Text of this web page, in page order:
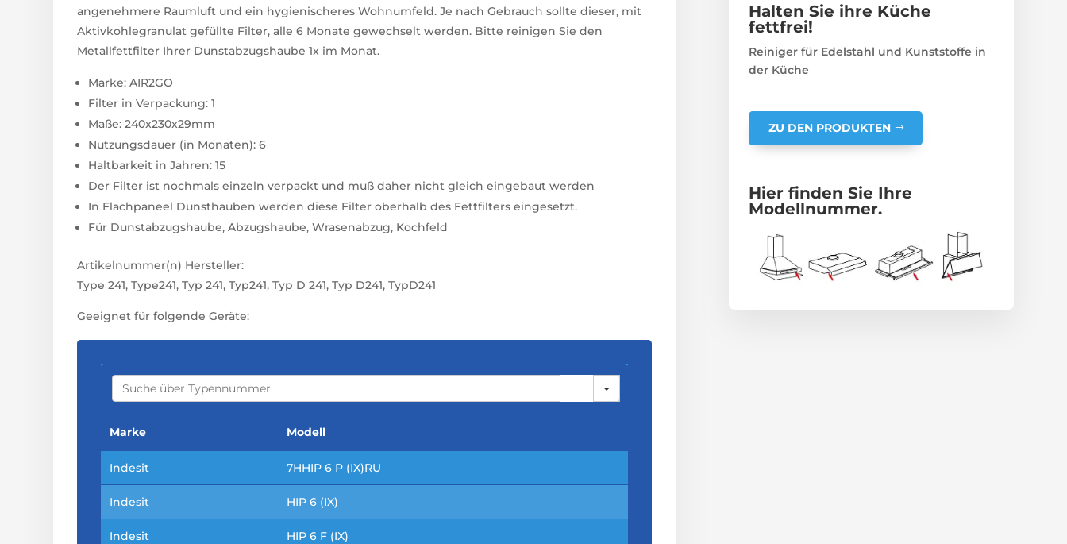
angenehmere Raumluft und ein hygienischeres Wohnumfeld. Je nach Gebrauch sollte dieser, mit
Aktivkohlegranulat gefüllte Filter, alle 6 Monate gewechselt werden. Bitte reinigen Sie den
Metallfettfilter Ihrer Dunstabzugshaube 1x im Monat.
Marke: AIR2GO
Filter in Verpackung: 1
Maße: 240x230x29mm
Nutzungsdauer (in Monaten): 6
Haltbarkeit in Jahren: 15
Der Filter ist nochmals einzeln verpackt und muß daher nicht gleich eingebaut werden
In Flachpaneel Dunsthauben werden diese Filter oberhalb des Fettfilters eingesetzt.
Für Dunstabzugshaube, Abzugshaube, Wrasenabzug, Kochfeld
Artikelnummer(n) Hersteller:
Type 241, Type241, Typ 241, Typ241, Typ D 241, Typ D241, TypD241
Geeignet für folgende Geräte:
S
A
C
H
Marke Modell
Indesit 7HHIP 6 P (IX)RU
Indesit HIP 6 (IX)
Indesit HIP 6 F (IX)
Halten Sie ihre Küche
fettfrei!
Reiniger für Edelstahl und Kunststoffe in
der Küche
ZU DEN PRODUKTEN
Hier finden Sie Ihre
Modellnummer.